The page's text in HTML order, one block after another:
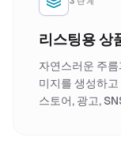
리스팅용 상
자연스러운 주
미지를 생성하
스토어, 광고,